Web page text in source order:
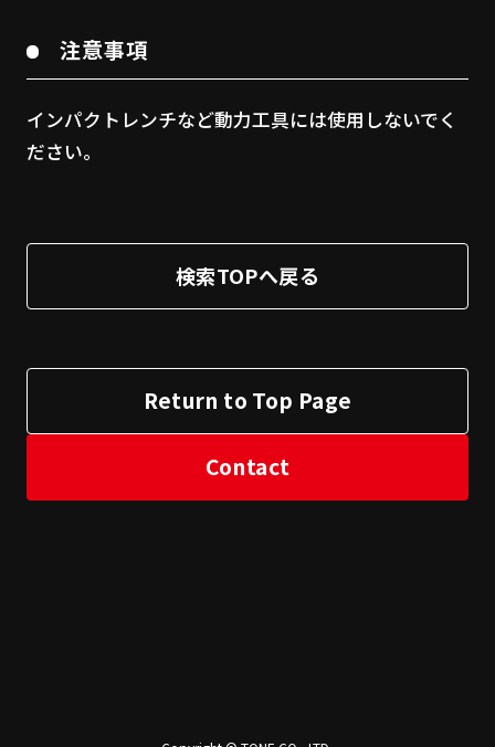
注意事項
インパクトレンチなど動力工具には使用しないでく
ださい。
検索TOPへ戻る
Return to Top Page
Contact